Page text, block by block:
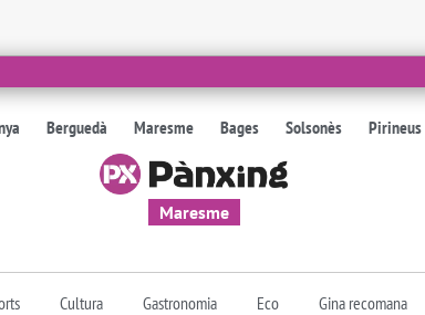
Berguedà Maresme Bages Solsonès Pirineus
Maresme
Cultura Gastronomia Eco Gina recomana